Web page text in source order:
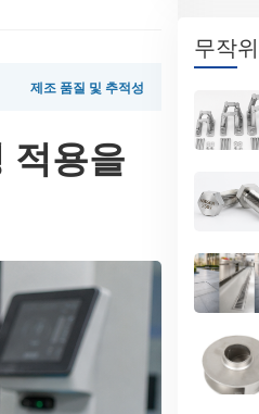
무작
제조 품질 및 추적성
적용을